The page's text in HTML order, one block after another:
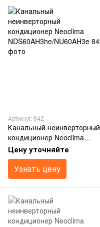
Артикул: 842
Канальный неинверторный
кондиционер Neoclima
NDS60AH3he/NU60AH3e
Цену уточняйте
Узнать цену